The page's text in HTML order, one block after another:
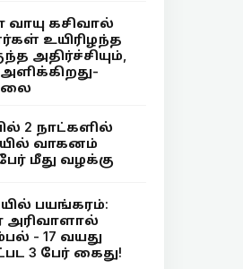
கசிவால்
உயிரிழந்த
அதிர்ச்சியும்,
2 நாட்களில்
வாகனம்
மீது வழக்கு
பயங்கரம்:
- 17 வயது
3 பேர் கைது!